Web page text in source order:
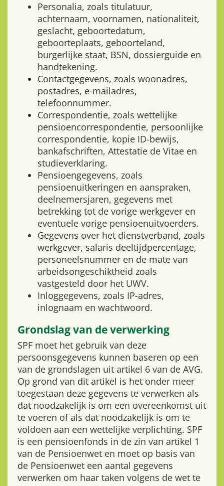
Personalia, zoals titulatuur,
achternaam, voornamen, nationaliteit,
geslacht, geboortedatum,
geboorteplaats, geboorteland,
burgerlijke staat, BSN, dossierguide en
handtekening.
Contactgegevens, zoals woonadres,
postadres, e-mailadres,
telefoonnummer.
Correspondentie, zoals wettelijke
pensioencorrespondentie, persoonlijke
correspondentie, kopie ID-bewijs,
bankafschriften, Attestatie de Vitae en
studieverklaring.
Pensioengegevens, zoals
pensioenuitkeringen en aanspraken,
deelnemersjaren, gegevens met
betrekking tot de vorige werkgever en
eventuele vorige pensioenuitvoerders.
Gegevens over het dienstverband, zoals
werkgever, salaris deeltijdpercentage,
personeelsnummer en de mate van
arbeidsongeschiktheid zoals
vastgesteld door het UWV.
Inloggegevens, zoals IP-adres,
inlognaam en wachtwoord.
Grondslag van de verwerking
SPF moet het gebruik van deze
persoonsgegevens kunnen baseren op een
van de grondslagen uit artikel 6 van de AVG.
Op grond van dit artikel is het onder meer
toegestaan deze gegevens te verwerken als
dat noodzakelijk is om een overeenkomst uit
te voeren of als dat noodzakelijk is om te
voldoen aan een wettelijke verplichting. SPF
is een pensioenfonds in de zin van artikel 1
van de Pensioenwet en moet op basis van
de Pensioenwet een aantal gegevens
verwerken om haar taken volgens de wet te